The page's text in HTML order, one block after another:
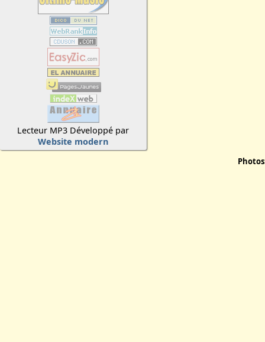
Lecteur MP3 Développé par
Website modern